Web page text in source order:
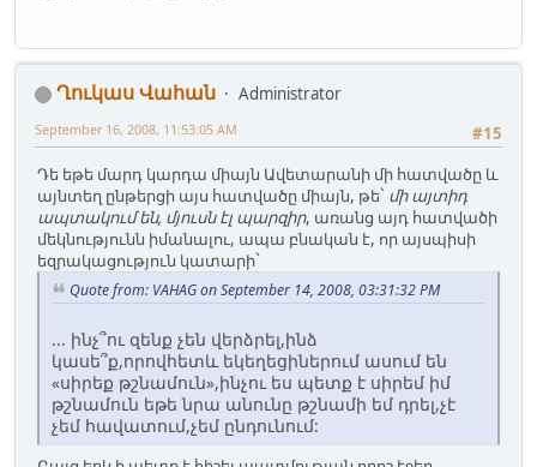
Ղուկաս Վահան
Administrator
#15
September 16, 2008, 11:53:05 AM
Դե եթե մարդ կարդա միայն Ավետարանի մի հատվածը և
այնտեղ ընթերցի այս հատվածը միայն, թե` մի այտիդ
ապտակում են, մյուսն էլ պարզիր, առանց այդ հատվածի
մեկնությունն իմանալու, ապա բնական է, որ այսպիսի
եզրակացություն կատարի`
Quote from: VAHAG on September 14, 2008, 03:31:32 PM
... ինչ՞ու զենք չեն վերձրել,ինձ
կասե՞ք,որովհետև եկեղեցիներում ասում են
«սիրեք թշնամուն»,ինչու ես պետք է սիրեմ իմ
թշնամուն եթե նրա անունը թշնամի եմ դրել,չէ
չեմ հավատում,չեմ ընդունում: